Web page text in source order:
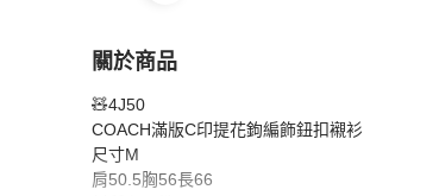
關於商品
關於COACH滿版C印提花鉤編飾鈕扣襯衫
🧸4J50
COACH滿版C印提花鉤編飾鈕扣襯衫
尺寸M
肩50.5胸56長66